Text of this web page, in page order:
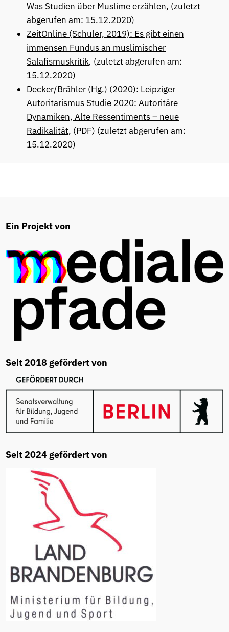
Was Studien über Muslime erzählen, (zuletzt
abgerufen am: 15.12.2020)
ZeitOnline (Schuler, 2019): Es gibt einen
immensen Fundus an muslimischer
Salafismuskritik, (zuletzt abgerufen am:
15.12.2020)
Decker/Brähler (Hg.) (2020): Leipziger
Autoritarismus Studie 2020: Autoritäre
Dynamiken, Alte Ressentiments – neue
Radikalität, (PDF) (zuletzt abgerufen am:
15.12.2020)
Ein Projekt von
Seit 2018 gefördert von
Seit 2024 gefördert von